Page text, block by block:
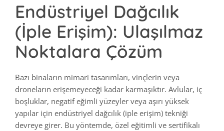
Endüstriyel Dağcılık
(İple Erişim): Ulaşılmaz
Noktalara Çözüm
Bazı binaların mimari tasarımları, vinçlerin veya
droneların erişemeyeceği kadar karmaşıktır. Avlular, iç
boşluklar, negatif eğimli yüzeyler veya aşırı yüksek
yapılar için endüstriyel dağcılık (iple erişim) tekniği
devreye girer. Bu yöntemde, özel eğitimli ve sertifikalı